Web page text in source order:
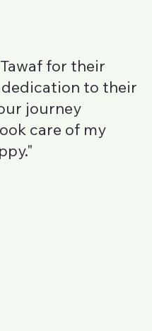
for their
to their
journey
care of my